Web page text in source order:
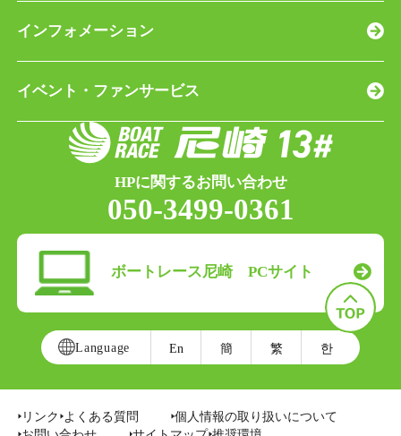
インフォメーション
イベント・ファンサービス
HPに関するお問い合わせ
050-3499-0361
ボートレース尼崎 PCサイト
Language En 簡 繁 한
リンク よくある質問
個人情報の取り扱いについて